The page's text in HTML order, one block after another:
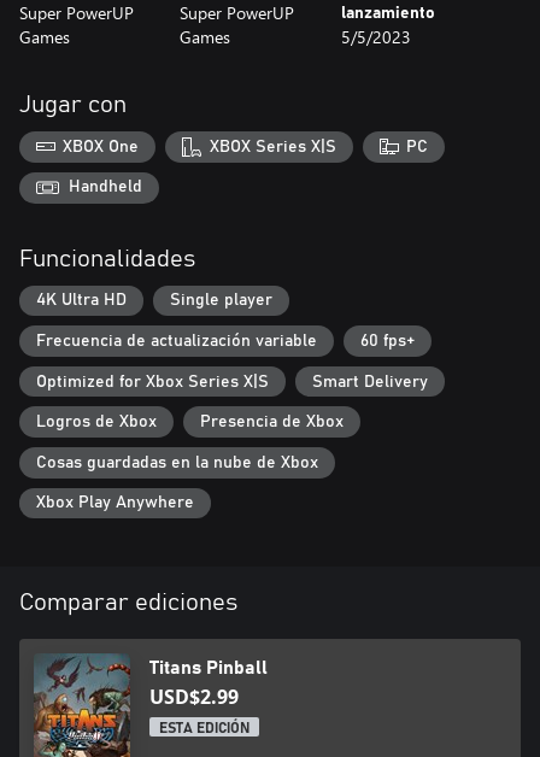
Super PowerUP
Games
Super PowerUP
Games
lanzamiento
5/5/2023
Jugar con
XBOX One XBOX Series X|S PC
Handheld
Funcionalidades
4K Ultra HD Single player
Frecuencia de actualización variable 60 fps+
Optimized for Xbox Series X|S Smart Delivery
Logros de Xbox Presencia de Xbox
Cosas guardadas en la nube de Xbox
Xbox Play Anywhere
Comparar ediciones
Titans Pinball
USD$2.99
ESTA EDICIÓN